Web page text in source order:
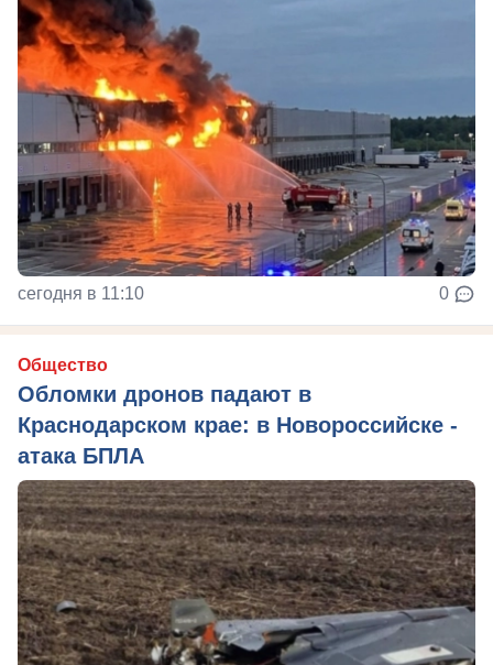
сегодня в 11:10 0
Общество
Обломки дронов падают в
Краснодарском крае: в Новороссийске -
атака БПЛА